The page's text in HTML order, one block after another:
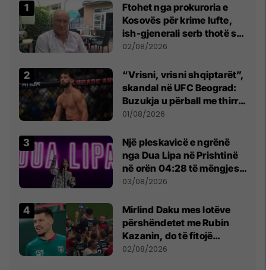
Ftohet nga prokuroria e
Kosovës për krime lufte,
ish-gjenerali serb thotë se
dikush e tradhtoi në
02/08/2026
“Vrisni, vrisni shqiptarët”,
skandal në UFC Beograd:
Buzukja u përball me thirrje
anti-shqiptare nga
01/08/2026
Një pleskavicë e ngrënë
nga Dua Lipa në Prishtinë
në orën 04:28 të mëngjesit
- dhe bota digjitale serbe
03/08/2026
Mirlind Daku mes lotëve
përshëndetet me Rubin
Kazanin, do të fitojë
miliona te Spartak Moska
02/08/2026